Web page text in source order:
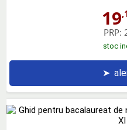
19
PRP:
stoc
➤